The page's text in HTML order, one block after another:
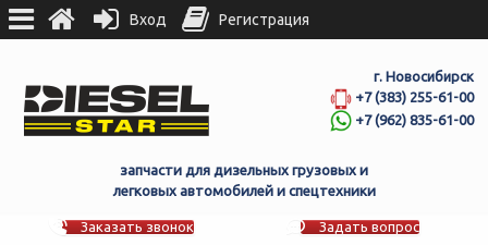
г. Новосибирск
+7 (383) 255-61-00
+7 (962) 835-61-00
запчасти для дизельных грузовых и
легковых автомобилей и спецтехники
Заказать звонок Задать вопрос
Вход Регистрация